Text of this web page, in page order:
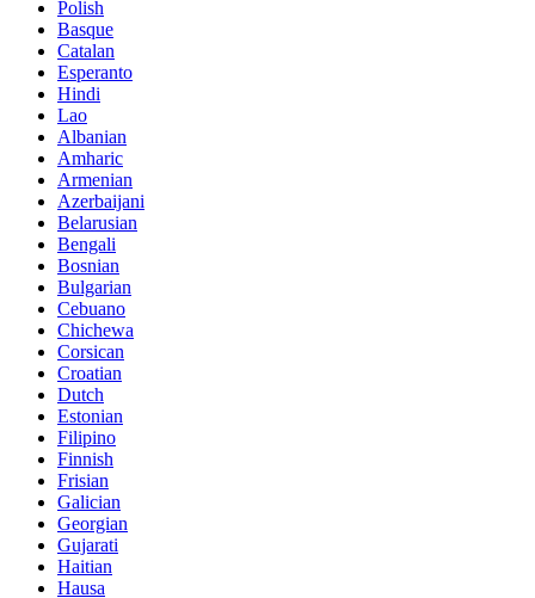
Polish
Basque
Catalan
Esperanto
Hindi
Lao
Albanian
Amharic
Armenian
Azerbaijani
Belarusian
Bengali
Bosnian
Bulgarian
Cebuano
Chichewa
Corsican
Croatian
Dutch
Estonian
Filipino
Finnish
Frisian
Galician
Georgian
Gujarati
Haitian
Hausa